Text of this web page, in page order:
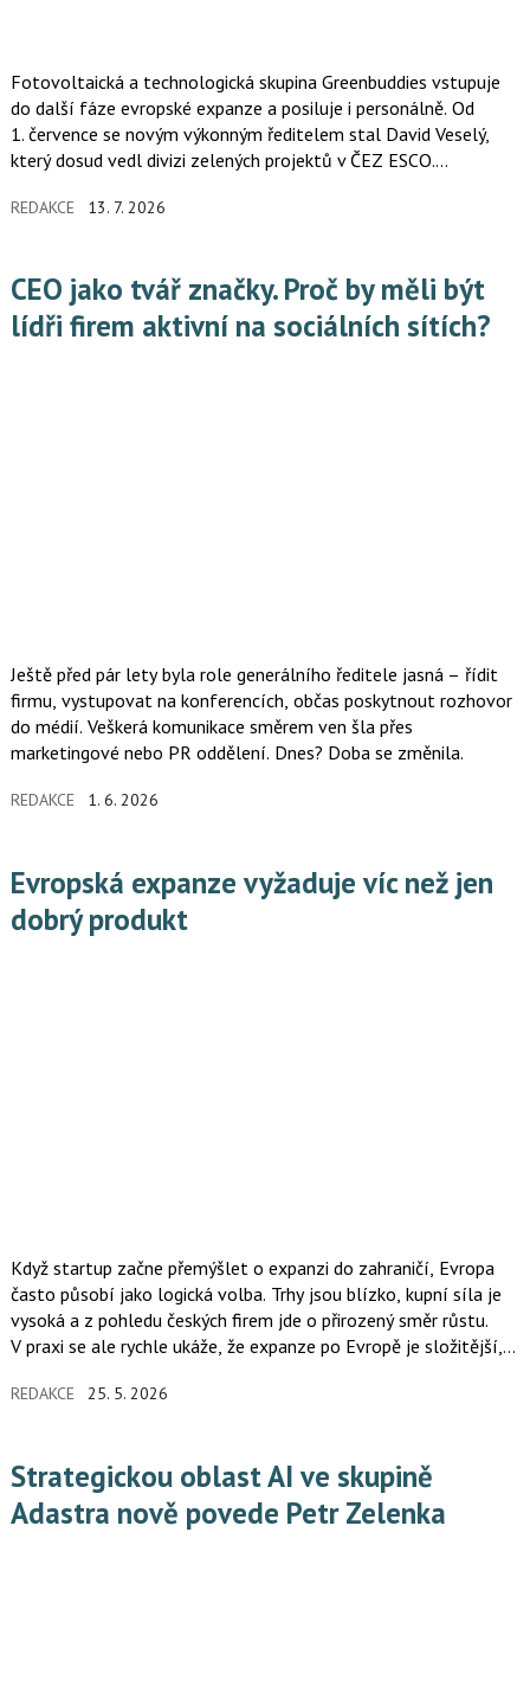
Fotovoltaická a technologická skupina Greenbuddies vstupuje
do další fáze evropské expanze a posiluje i personálně. Od
1. července se novým výkonným ředitelem stal David Veselý,
který dosud vedl divizi zelených projektů v ČEZ ESCO.
přesouvá do role lídra pro rozvoj developerských aktivit,
REDAKCE 13. 7. 2026
CEO jako tvář značky. Proč by měli být
lídři firem aktivní na sociálních sítích?
Ještě před pár lety byla role generálního ředitele jasná – řídit
firmu, vystupovat na konferencích, občas poskytnout rozhovor
do médií. Veškerá komunikace směrem ven šla přes
marketingové nebo PR oddělení. Dnes? Doba se změnila.
REDAKCE 1. 6. 2026
Evropská expanze vyžaduje víc než jen
dobrý produkt
Když startup začne přemýšlet o expanzi do zahraničí, Evropa
často působí jako logická volba. Trhy jsou blízko, kupní síla je
vysoká a z pohledu českých firem jde o přirozený směr růstu.
V praxi se ale rychle ukáže, že expanze po Evropě je složitější,
REDAKCE 25. 5. 2026
Strategickou oblast AI ve skupině
Adastra nově povede Petr Zelenka